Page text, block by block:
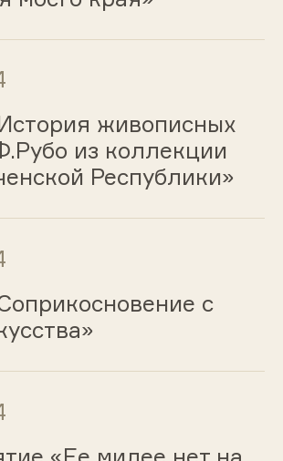
живописных
из коллекции
Республики»
с